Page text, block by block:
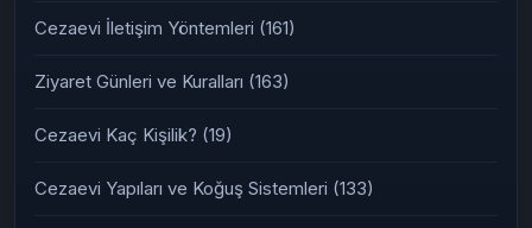
Cezaevi İletişim Yöntemleri (161)
Ziyaret Günleri ve Kuralları (163)
Cezaevi Kaç Kişilik? (19)
Cezaevi Yapıları ve Koğuş Sistemleri (133)